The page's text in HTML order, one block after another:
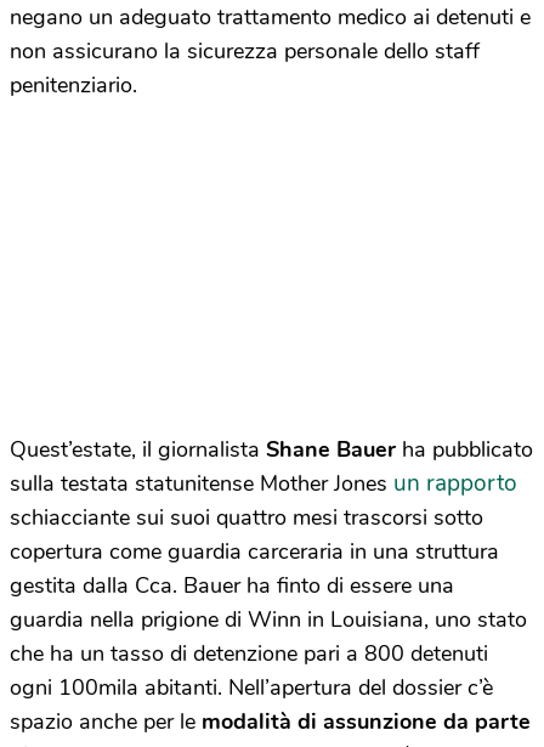
negano un adeguato trattamento medico ai detenuti e
non assicurano la sicurezza personale dello staff
penitenziario.
Quest’estate, il giornalista Shane Bauer ha pubblicato
sulla testata statunitense Mother Jones un rapporto
schiacciante sui suoi quattro mesi trascorsi sotto
copertura come guardia carceraria in una struttura
gestita dalla Cca. Bauer ha finto di essere una
guardia nella prigione di Winn in Louisiana, uno stato
che ha un tasso di detenzione pari a 800 detenuti
ogni 100mila abitanti. Nell’apertura del dossier c’è
spazio anche per le modalità di assunzione da parte